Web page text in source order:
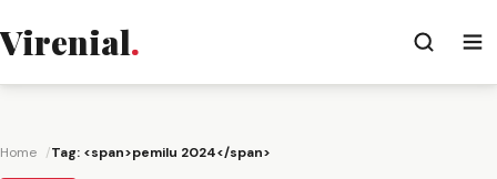
Virenial.
Home Tag: <span>pemilu 2024</span>